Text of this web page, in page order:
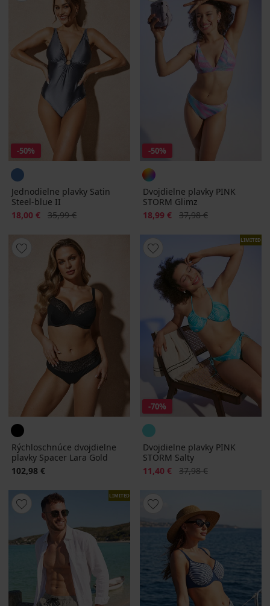
-50%
Jednodielne plavky Satin
Steel-blue II
Zľava
18,00 € Pôvodná cena
35,99 €
-50%
Dvojdielne plavky PINK
STORM Glimz
Zľava
18,99 € Pôvodná cena
37,98 €
Rýchloschnúce dvojdielne
plavky Spacer Lara Gold
102,98 €
LIMITED
-70%
Dvojdielne plavky PINK
STORM Salty
Zľava
11,40 € Pôvodná cena
37,98 €
LIMITED